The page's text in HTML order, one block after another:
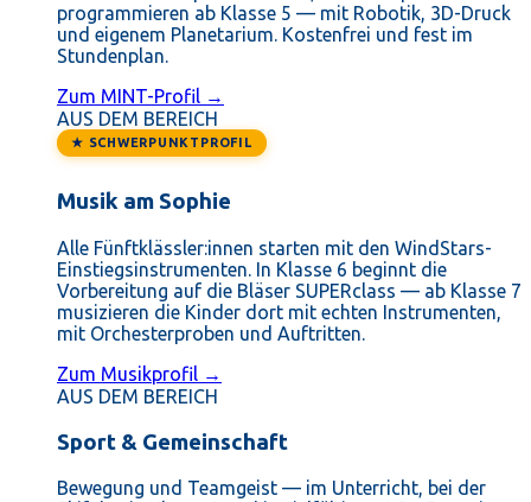
programmieren ab Klasse 5 — mit Robotik, 3D-Druck
und eigenem Planetarium. Kostenfrei und fest im
Stundenplan.
Zum MINT-Profil →
AUS DEM BEREICH
★ SCHWERPUNKTPROFIL
Musik am Sophie
Alle Fünftklässler:innen starten mit den WindStars-
Einstiegsinstrumenten. In Klasse 6 beginnt die
Vorbereitung auf die Bläser SUPERclass — ab Klasse 7
musizieren die Kinder dort mit echten Instrumenten,
mit Orchesterproben und Auftritten.
Zum Musikprofil →
AUS DEM BEREICH
Sport & Gemeinschaft
Bewegung und Teamgeist — im Unterricht, bei der